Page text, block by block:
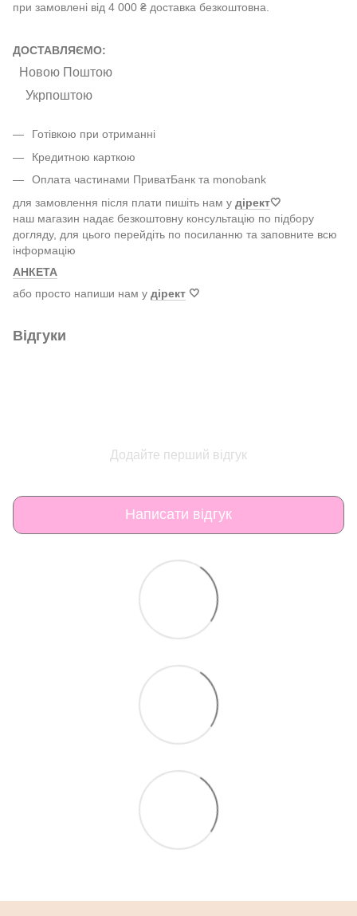
при замовлені від 4 000 ₴ доставка безкоштовна.
ДОСТАВЛЯЄМО:
Новою Поштою
Укрпоштою
Готівкою при отриманні
Кредитною карткою
Оплата частинами ПриватБанк та monobank
для замовлення після плати пишіть нам у дірект🤍
наш магазин надає безкоштовну консультацію по підбору
догляду, для цього перейдіть по посиланню та заповните всю
інформацію
АНКЕТА
або просто напиши нам у дірект 🤍
Відгуки
Додайте перший відгук
Написати відгук